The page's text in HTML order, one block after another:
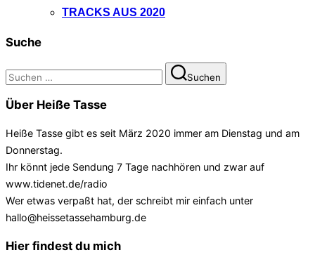
TRACKS AUS 2020
Suche
Suchen
nach:
Suchen
Über Heiße Tasse
Heiße Tasse gibt es seit März 2020 immer am Dienstag und am
Donnerstag.
Ihr könnt jede Sendung 7 Tage nachhören und zwar auf
www.tidenet.de/radio
Wer etwas verpaßt hat, der schreibt mir einfach unter
hallo@heissetassehamburg.de
Hier findest du mich